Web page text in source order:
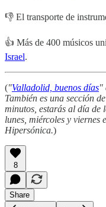
👎 El transporte de
👍 Más de 400 músicos
Israel.
("Valladolid, buenos días"
También es una sección
minutos, estarás al día de
lunes, miércoles y viernes
Hipersónica.)
8
Share